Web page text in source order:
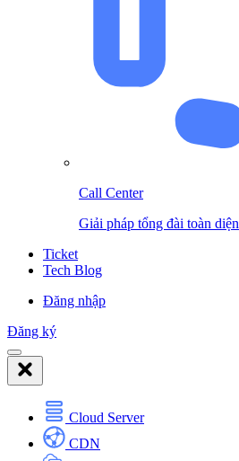
Call Center
Giải pháp tổng đài toàn diện
Ticket
Tech Blog
Đăng nhập
Đăng ký
Cloud Server
CDN